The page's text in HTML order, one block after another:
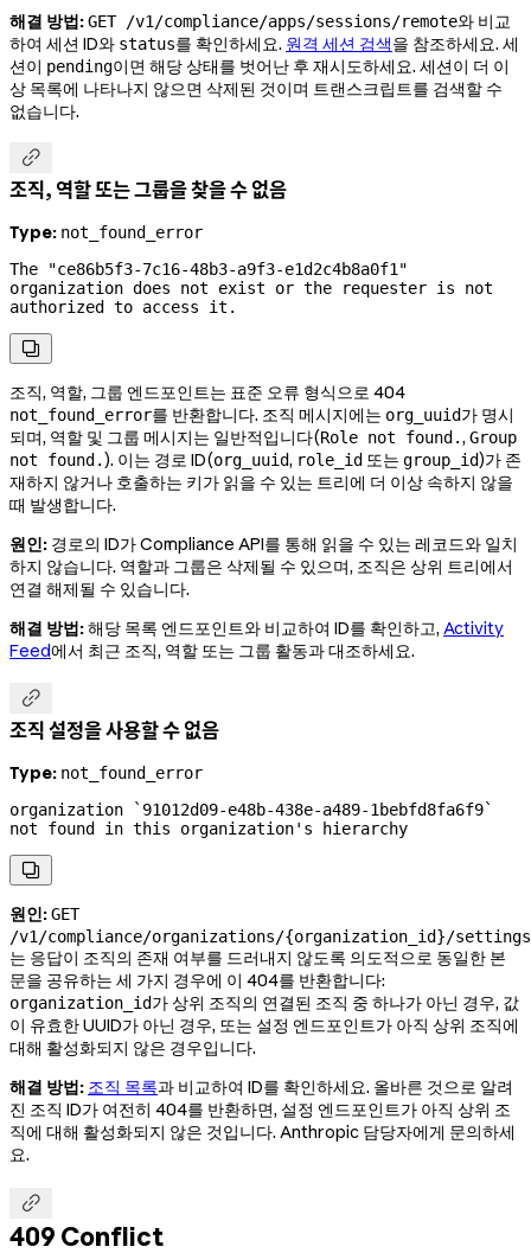
해결 방법:GET /v1/compliance/apps/sessions/remote와 비교
하여 세션 ID와 status를 확인하세요. 원격 세션 검색을 참조하세요. 세
션이 pending이면 해당 상태를 벗어난 후 재시도하세요. 세션이 더 이
상 목록에 나타나지 않으면 삭제된 것이며 트랜스크립트를 검색할 수
없습니다.

조직, 역할 또는 그룹을 찾을 수 없음
Type: not_found_error
The "ce86b5f3-7c16-48b3-a9f3-e1d2c4b8a0f1"
organization does not exist or the requester is not
authorized to access it.

조직, 역할, 그룹 엔드포인트는 표준 오류 형식으로 404
not_found_error를 반환합니다. 조직 메시지에는 org_uuid가 명시
되며, 역할 및 그룹 메시지는 일반적입니다(Role not found., Group
not found. ). 이는 경로 ID(org_uuid, role_id 또는 group_id)가 존
재하지 않거나 호출하는 키가 읽을 수 있는 트리에 더 이상 속하지 않을
때 발생합니다.
원인: 경로의 ID가 Compliance API를 통해 읽을 수 있는 레코드와 일치
하지 않습니다. 역할과 그룹은 삭제될 수 있으며, 조직은 상위 트리에서
연결 해제될 수 있습니다.
해결 방법:해당 목록 엔드포인트와 비교하여 ID를 확인하고, Activity
Feed에서 최근 조직, 역할 또는 그룹 활동과 대조하세요.

조직 설정을 사용할 수 없음
Type: not_found_error
organization `91012d09-e48b-438e-a489-1bebfd8fa6f9`
not found in this organization's hierarchy

원인:GET
/v1/compliance/organizations/{organization_id}/settings
는 응답이 조직의 존재 여부를 드러내지 않도록 의도적으로 동일한 본
문을 공유하는 세 가지 경우에 이 404를 반환합니다:
organization_id가 상위 조직의 연결된 조직 중 하나가 아닌 경우, 값
이 유효한 UUID가 아닌 경우, 또는 설정 엔드포인트가 아직 상위 조직에
대해 활성화되지 않은 경우입니다.
해결 방법: 조직 목록과 비교하여 ID를 확인하세요. 올바른 것으로 알려
진 조직 ID가 여전히 404를 반환하면, 설정 엔드포인트가 아직 상위 조
직에 대해 활성화되지 않은 것입니다. Anthropic 담당자에게 문의하세
요.

409 Conflict